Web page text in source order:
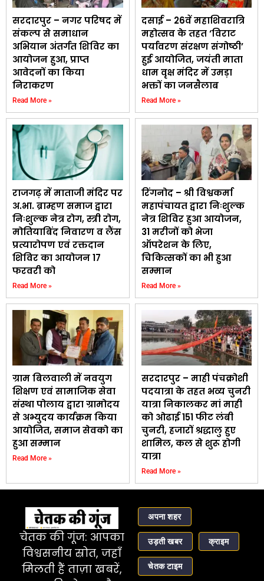
सरदारपुर – नगर परिषद में
संकल्प से समाधान
अभियान अंतर्गत शिविर का
आयोजन हुआ, प्राप्त
आवेदनों का किया
निराकरण
Read More »
दसाई – 26वें महाशिवरात्रि
महोत्सव के तहत ‘विराट
पर्यावरण संरक्षण संगोष्ठी’
हुई आयोजित, जयंती माता
धाम वृक्ष मंदिर में उमड़ा
भक्तों का जनसैलाब
Read More »
राजगढ़ में माताजी मंदिर पर
अ.भा. ब्राम्हण समाज द्वारा
निःशुल्क नेत्र रोग, स्त्री रोग,
मोतियाबिंद निवारण व लैंस
प्रत्यारोपण एवं रक्तदान
शिविर का आयोजन 17
फरवरी को
Read More »
रिंगनोद – श्री विश्वकर्मा
महापंचायत द्वारा निःशुल्क
नेत्र शिविर हुआ आयोजन,
31 मरीजों को भेजा
ऑपरेशन के लिए,
चिकित्सकों का भी हुआ
सम्मान
Read More »
ग्राम बिलवाली में नवयुग
शिक्षण एवं सामाजिक सेवा
संस्था पोलाय द्वारा ग्रामोदय
से अभ्युदय कार्यक्रम किया
आयोजित, समाज सेवको का
हुआ सम्मान
Read More »
सरदारपुर – माही पंचक्रोशी
पदयात्रा के तहत भव्य चुनरी
यात्रा निकालकर मां माही
को ओढाई 151 फीट लंबी
चुनरी, हजारों श्रद्धालु हुए
शामिल, कल से शुरू होगी
यात्रा
Read More »
चेतक की गूंज: आपका
विश्वसनीय स्रोत, जहाँ
मिलती हैं ताज़ा खबरें,
अपना शहर
उड़ती खबर क्राइम
चेतक टाइम